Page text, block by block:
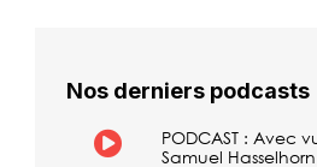
Nos derniers podcasts
PODCAST : Avec
Samuel Hasselhorn